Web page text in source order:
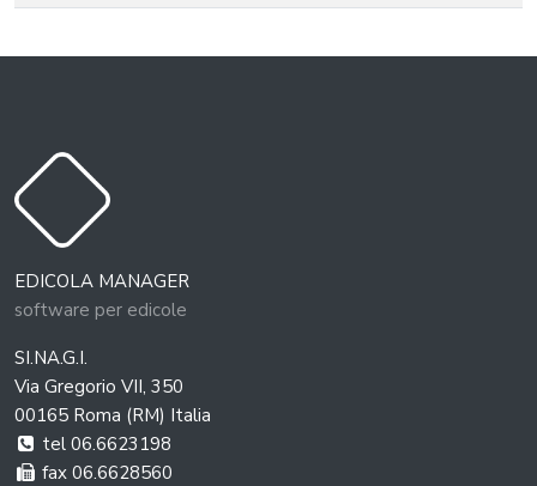
EDICOLA MANAGER
software per edicole
SI.NA.G.I.
Via Gregorio VII, 350
00165 Roma (RM) Italia
tel 06.6623198
fax 06.6628560